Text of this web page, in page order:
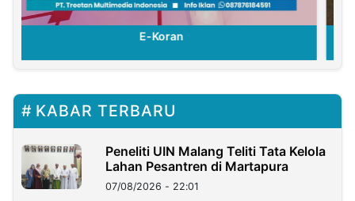
E-Koran
KABAR TERBARU
Peneliti UIN Malang Teliti Tata Kelola
Lahan Pesantren di Martapura
07/08/2026 - 22:01